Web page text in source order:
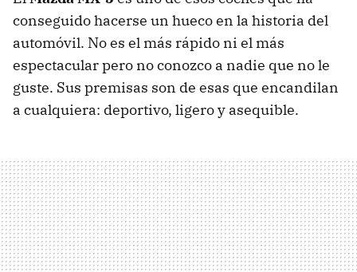
conseguido hacerse un hueco en la historia del
automóvil. No es el más rápido ni el más
espectacular pero no conozco a nadie que no le
guste. Sus premisas son de esas que encandilan
a cualquiera: deportivo, ligero y asequible.